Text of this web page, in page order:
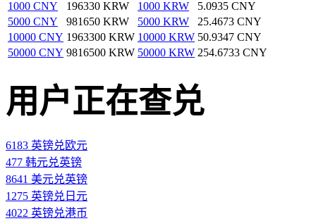
1000 CNY
196330 KRW 1000 KRW
5.0935 CNY
5000 CNY
981650 KRW 5000 KRW
25.4673 CNY
10000 CNY 1963300 KRW 10000 KRW 50.9347 CNY
50000 CNY 9816500 KRW 50000 KRW 254.6733 CNY
用户正在查兑
6183 英镑兑欧元
477 韩元兑英镑
8641 美元兑英镑
1275 英镑兑日元
4022 英镑兑港币